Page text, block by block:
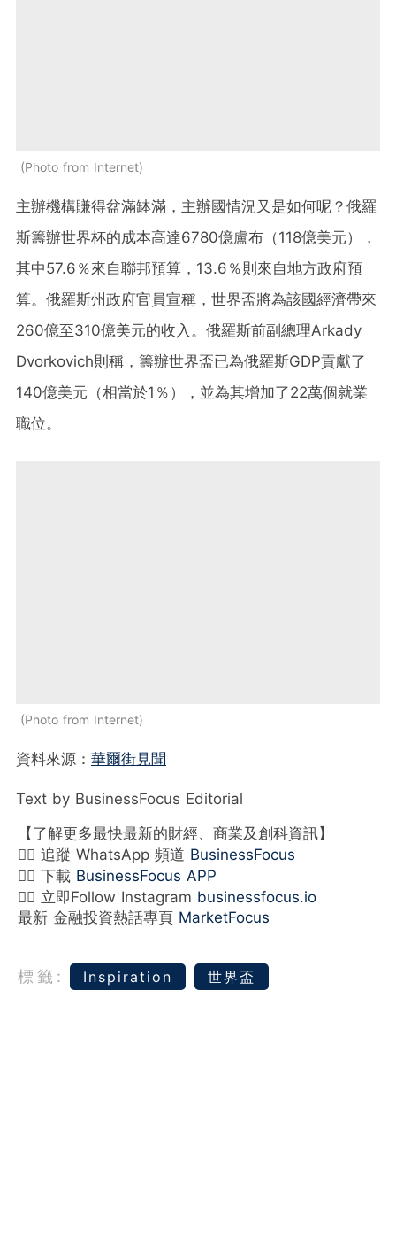
Photo from Internet
主辦機構賺得盆滿缽滿，主辦國情況又是如何呢？俄羅
斯籌辦世界杯的成本高達6780億盧布（118億美元），
其中57.6％來自聯邦預算，13.6％則來自地方政府預
算。俄羅斯州政府官員宣稱，世界盃將為該國經濟帶來
260億至310億美元的收入。俄羅斯前副總理Arkady
Dvorkovich則稱，籌辦世界盃已為俄羅斯GDP貢獻了
140億美元（相當於1％），並為其增加了22萬個就業
職位。
Photo from Internet
資料來源： 華爾街見聞
Text by BusinessFocus Editorial
【了解更多最快最新的財經、商業及創科資訊】
👉🏻 追蹤 WhatsApp 頻道 BusinessFocus
👉🏻 下載 BusinessFocus APP
👉🏻 立即Follow Instagram businessfocus.io
最新 金融投資熱話專頁 MarketFocus
標籤: Inspiration 世界盃